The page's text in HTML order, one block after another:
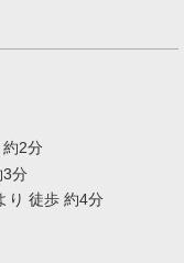
約2分
3分
り 徒歩 約4分